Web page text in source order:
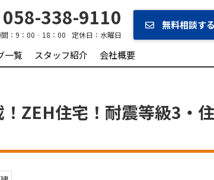
058-338-9110
： 9：00‐18：00 定休日： 水曜日
無料相談する
一覧 スタッフ紹介 会社概要
ZEH住宅！耐震等級3・住